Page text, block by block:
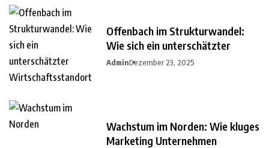
Offenbach im Strukturwandel:
Wie sich ein unterschätzter
AdminDezember 23, 2025
Wachstum im Norden: Wie kluges
Marketing Unternehmen